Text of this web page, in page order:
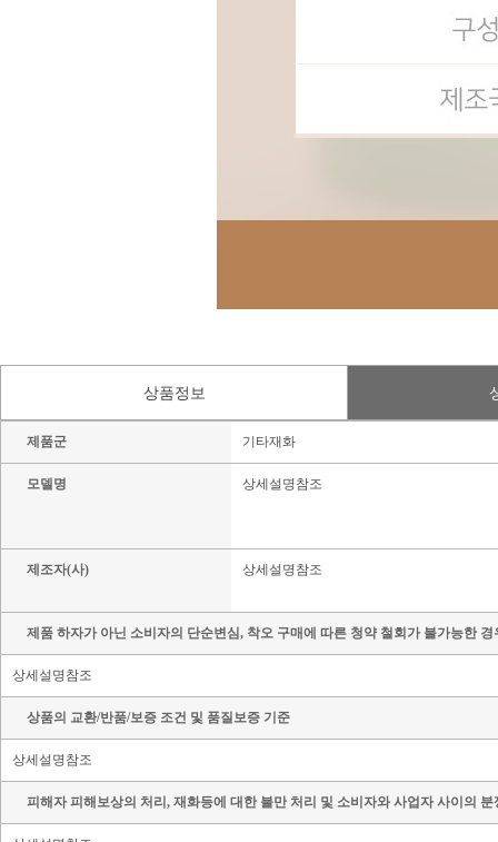
상품정보
제품군 기타재화
모델명 상세설명참조
제조자(사) 상세설명참조
제품 하자가 아닌 소비자의 단순변심, 착오 구매에 따른 청약 철회가 불가능한
상세설명참조
상품의 교환/반품/보증 조건 및 품질보증 기준
상세설명참조
피해자 피해보상의 처리, 재화등에 대한 불만 처리 및 소비자와 사업자 사이의